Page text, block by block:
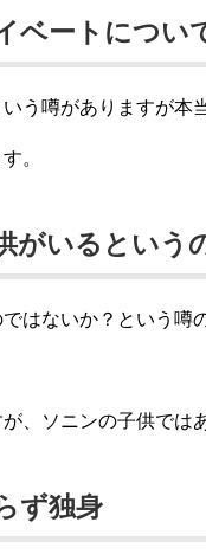
ベートについ
う噂がありますが本
。
がいるという
はないか？という噂
、ソニンの子供では
ず独身